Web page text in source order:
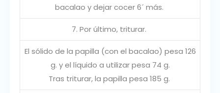
bacalao y dejar cocer 6´ más.
7. Por último, triturar.
El sólido de la papilla (con el bacalao) pesa 126
g. y el líquido a utilizar pesa 74 g.
Tras triturar, la papilla pesa 185 g.